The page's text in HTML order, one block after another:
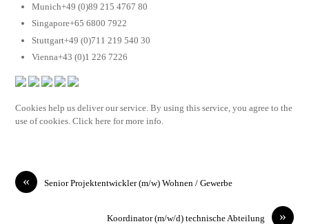
Munich+49 (0)89 215 4767 80
Singapore+65 6800 7922
Stuttgart+49 (0)711 219 540 30
Vienna+43 (0)1 226 7226
Cookies help us deliver our service. By using this service, you agree to the
use of cookies. Click here for more info.
« Senior Projektentwickler (m/w) Wohnen / Gewerbe
»
Koordinator (m/w/d) technische Abteilung